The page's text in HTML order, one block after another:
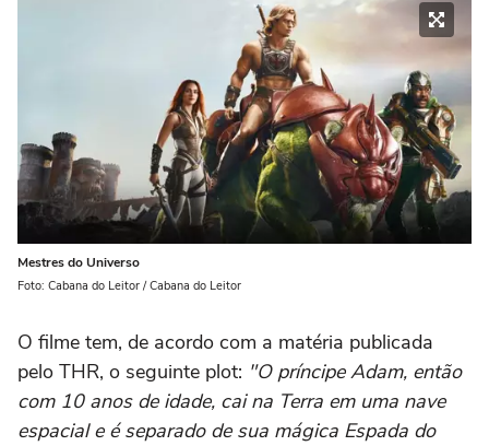
Mestres do Universo
Foto: Cabana do Leitor / Cabana do Leitor
O filme tem, de acordo com a matéria publicada
pelo THR, o seguinte plot: "O príncipe Adam, então
com 10 anos de idade, cai na Terra em uma nave
espacial e é separado de sua mágica Espada do